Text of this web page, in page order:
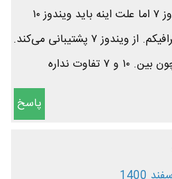
ویندوز هم اپدیت کردم ویندوز ۷ اما علت اینه باید ویندوز ۱۰
نصب کنم. اما درایور کارت گرافیکم. از ویندوز ۷ پشتیبانی می‌کند.
پاسخ